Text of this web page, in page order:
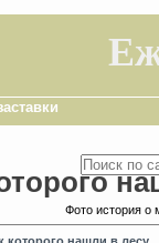
Фото история о